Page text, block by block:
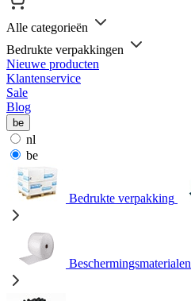
Alle categorieën
Bedrukte verpakkingen
Nieuwe producten
Klantenservice
Sale
Blog
be
nl
be
Bedrukte verpakking
Beschermingsmaterialen